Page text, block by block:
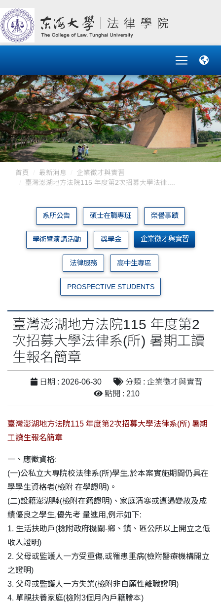
首頁 最新消息
企業徵才與實習
臺灣澎湖地方法院115 年度第2次招募大學法律....
系所公告 碩士在職專班 榮譽事蹟
學術暨演講活動 獎學金 企業徵才與實習
法律服務 高中生專區
PROSPECTIVE STUDENTS
臺灣澎湖地方法院115 年度第2
次招募大學法律系(所) 暑期工讀
生報名簡章
日期 : 2026-06-30
分類 : 企業徵才與實習
點閱 : 210
臺灣澎湖地方法院115 年度第2次招募大學法律系(所) 暑期
工讀生報名簡章
一、應徵資格:
(一)公私立大專院校法律系(所)學生,於本案實施期間仍具在
學學生資格者(檢附 在學證明)。
(二)設籍澎湖縣(檢附在籍證明)、家庭清寒或遭遇變故及成
績優良之學生,優先考 量進用,例示如下:
1. 生活扶助戶(檢附政府機關-鄉、鎮、區公所以上開立之低
收入證明)
2. 父母或監護人一方受重傷,或罹患重病(檢附醫療機構開立
之證明)
3. 父母或監護人一方失業(檢附非自願性離職證明)
4. 單親扶養家庭(檢附3個月內戶籍謄本)